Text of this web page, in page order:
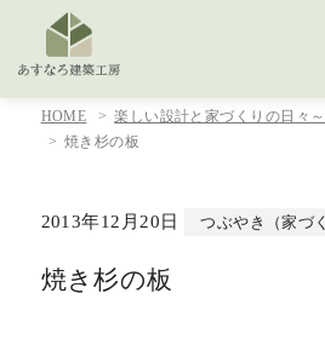
HOME
楽しい設計と家づくりの日々
焼き杉の板
2013年12月20日 つぶやき（家づ
焼き杉の板